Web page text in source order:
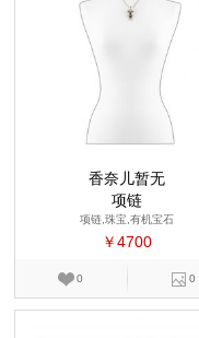
香奈儿暂无
项链
项链,珠宝,有机宝石
￥4700
0 0